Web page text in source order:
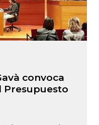
convoca
Presupuesto